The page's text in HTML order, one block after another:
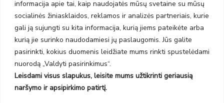
informacija apie tai, kaip naudojatės mūsų svetaine su mūsų
socialinės žiniasklaidos, reklamos ir analizės partneriais, kurie
gali ją sujungti su kita informacija, kurią jiems pateikėte arba
kurią jie surinko naudodamiesi jų paslaugomis. Jūs galite
pasirinkti, kokius duomenis leidžiate mums rinkti spustelėdami
nuorodą „Valdyti pasirinkimus“.
Leisdami visus slapukus, leisite mums užtikrinti geriausią
naršymo ir apsipirkimo patirtį.
Prenumeruokite ir gaukite pasiūlymus, naujienas bei riboto
leidimo kolekcijas.